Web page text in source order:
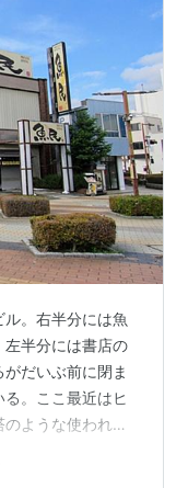
。右半分には魚
左半分には書店の
だいぶ前に閉ま
。ここ最近はヒ
ような使われ方
と名乗っている